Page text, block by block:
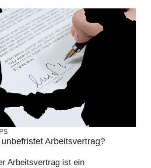
Arbeitsvertrag?
Arbeitsvertrag ist ein